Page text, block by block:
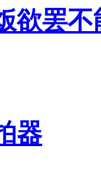
欲罢
器